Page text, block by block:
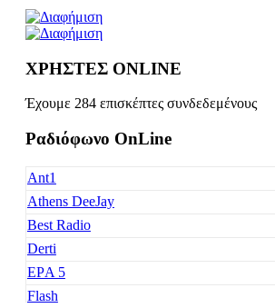
ΧΡΗΣΤΕΣ ONLINE
Έχουμε 284 επισκέπτες συνδεδεμένους
Ραδιόφωνο OnLine
Ant1
Athens DeeJay
Best Radio
Derti
EΡA 5
Flash